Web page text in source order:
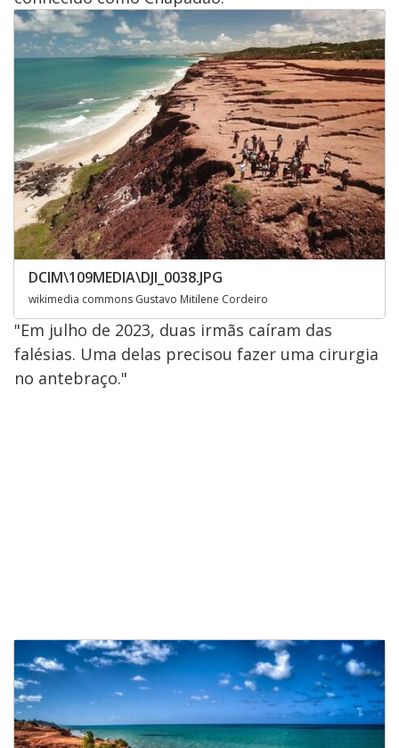
DCIM\109MEDIA\DJI_0038.JPG
wikimedia commons Gustavo Mitilene Cordeiro
"Em julho de 2023, duas irmãs caíram das
falésias. Uma delas precisou fazer uma cirurgia
no antebraço."